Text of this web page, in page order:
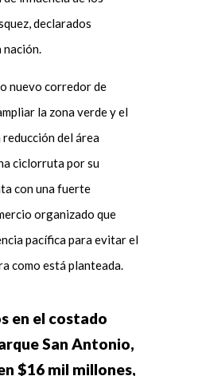
declarados
nación.
nuevo corredor de
la zona verde y el
del área
ciclorruta por su
con una fuerte
organizado que
pacífica para evitar el
como está planteada.
en el costado
San Antonio,
$16 mil millones,